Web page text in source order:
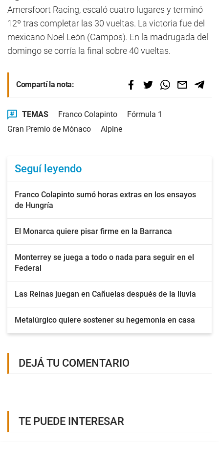
Amersfoort Racing, escaló cuatro lugares y terminó
12º tras completar las 30 vueltas. La victoria fue del
mexicano Noel León (Campos). En la madrugada del
domingo se corría la final sobre 40 vueltas.
Compartí la nota:
TEMAS Franco Colapinto
Fórmula 1
Gran Premio de Mónaco
Alpine
Seguí leyendo
Franco Colapinto sumó horas extras en los ensayos
de Hungría
El Monarca quiere pisar firme en la Barranca
Monterrey se juega a todo o nada para seguir en el
Federal
Las Reinas juegan en Cañuelas después de la lluvia
Metalúrgico quiere sostener su hegemonía en casa
DEJÁ TU COMENTARIO
TE PUEDE INTERESAR